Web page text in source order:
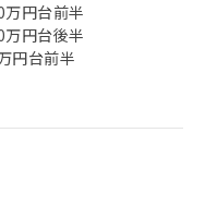
円台前半
円台後半
円台前半